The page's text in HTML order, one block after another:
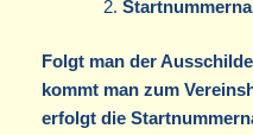
Folgt man der
kommt man zum
erfolgt die